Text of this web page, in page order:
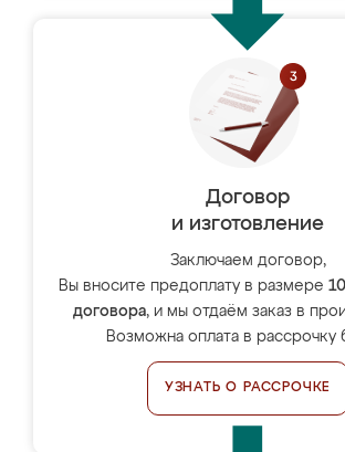
Договор
и изготовление
Заключаем договор,
Вы вносите предоплату в размере
договора, и мы отдаём заказ в
Возможна оплата в рассрочку
УЗНАТЬ О РАССРОЧКЕ